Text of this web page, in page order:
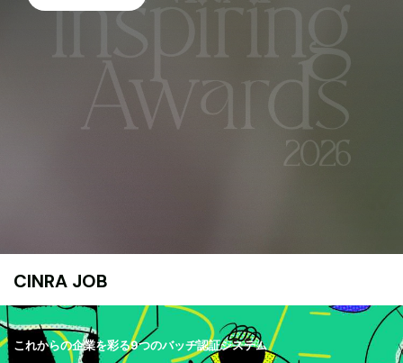
CINRA JOB
これからの企業を彩る9つのバッヂ認証システム